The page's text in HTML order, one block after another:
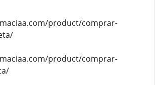
product/comprar-
product/comprar-